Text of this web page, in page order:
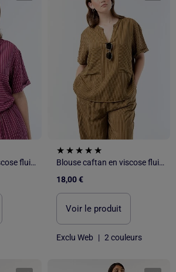
Blouse caftan en viscose fluide
Blouse caftan en viscose fluide
18,00 €
Voir le produit
Exclu Web | 2 couleurs